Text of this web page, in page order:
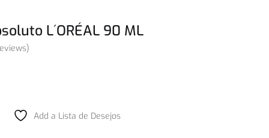
L´ORÉAL 90 ML
Add a Lista de Desejos